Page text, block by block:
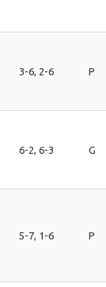
3-6, 2-6 P
6-2, 6-3 G
5-7, 1-6 P